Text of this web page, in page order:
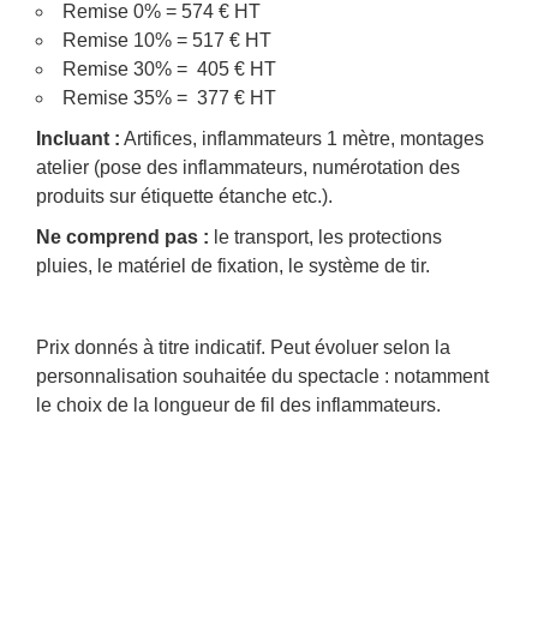
Remise 0% = 574 € HT
Remise 10% = 517 € HT
Remise 30% = 405 € HT
Remise 35% = 377 € HT
Incluant : Artifices, inflammateurs 1 mètre, montages
atelier (pose des inflammateurs, numérotation des
produits sur étiquette étanche etc.).
Ne comprend pas : le transport, les protections
pluies, le matériel de fixation, le système de tir.
Prix donnés à titre indicatif. Peut évoluer selon la
personnalisation souhaitée du spectacle : notamment
le choix de la longueur de fil des inflammateurs.